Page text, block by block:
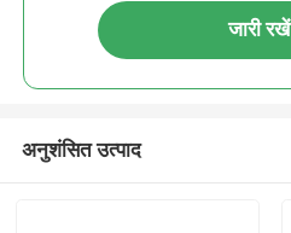
जारी रखें
अनुशंसित उत्पाद